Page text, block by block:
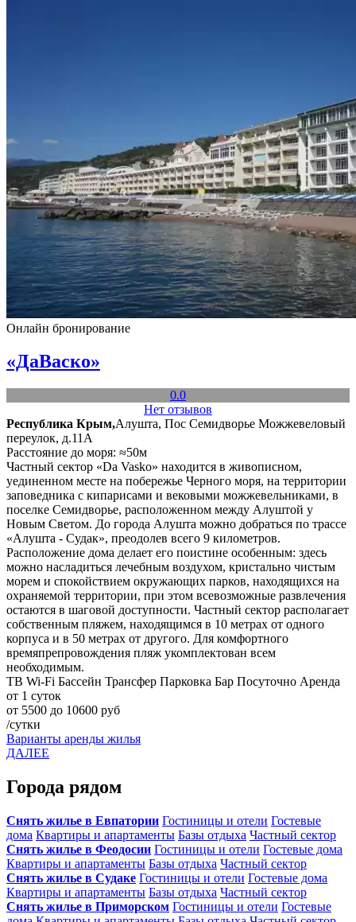
Онлайн бронирование
«ДаВаско»
0.0
Нет отзывов
Республика Крым,Алушта, Пос Семидворье Можжевеловый
переулок, д.11А
Расстояние до моря: ≈50м
Частный сектор «Da Vasko» находится в живописном,
уединенном месте на побережье Черного моря, на территории
заповедника с кипарисами и вековыми можжевельниками, в
поселке Семидворье, расположенном между Алуштой y
Новым Светом. До города Алушта можно добраться по трассе
«Алушта - Судак», преодолев всего 9 километров.
Расположение дома делает его поистине особенным: здесь
можно насладиться лечебным воздухом, кристально чистым
морем и спокойствием окружающих парков, находящихся на
охраняемой территории, при этом всевозможные развлечения
остаются в шаговой доступности. Частный сектор располагает
собственным пляжем, находящимся в 10 метрах от одного
корпуса и в 50 метрах от другого. Для комфортного
времяпрепровождения пляж укомплектован всем
необходимым.
ТВ Wi-Fi Бассейн Трансфер Парковка Бар Посуточно Аренда
от 1 суток
от 5500 до 10600 руб
/сутки
Варианты аренды жилья
ДАЛЕЕ
Города рядом
Снять жилье в Евпатории Гостиницы и отели Гостевые
дома Квартиры и апартаменты Базы отдыха Частный сектор
Снять жилье в Феодосии Гостиницы и отели Гостевые дома
Квартиры и апартаменты Базы отдыха Частный сектор
Снять жилье в Судаке Гостиницы и отели Гостевые дома
Квартиры и апартаменты Базы отдыха Частный сектор
Снять жилье в Приморском Гостиницы и отели Гостевые